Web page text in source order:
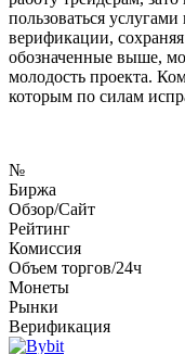
пользоваться
верификации,
обозначенные выше,
молодость проекта.
которым по силам
№
Биржа
Обзор/Сайт
Рейтинг
Комиссия
Объем торгов/24ч
Монеты
Рынки
Верификация